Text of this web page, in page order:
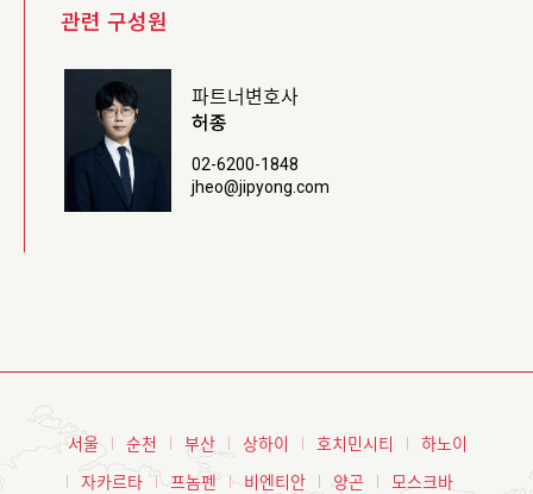
관련 구성원
파트너변호사
허종
02-6200-1848
jheo@jipyong.com
서울 순천 부산 상하이 호치민시티
하노이
자카르타
프놈펜 비엔티안 양곤
모스크바